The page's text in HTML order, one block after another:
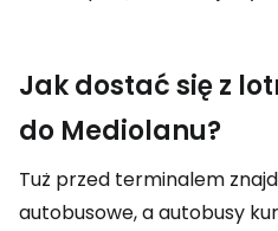
Jak dostać się z
do Mediolanu?
Tuż przed terminalem
autobusowe, a autobusy